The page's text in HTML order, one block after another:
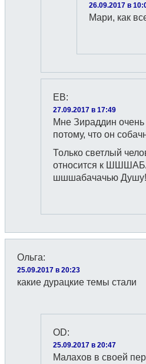
26.09.2017 в
Мари, как
ЕВ:
27.09.2017 в 17:49
Мне Зираддин очень
потому, что он
Только светлый
относится к
шшшабачачью Душу!
Ольга:
25.09.2017 в 20:23
какие дурацкие темы стали
OD:
25.09.2017 в 20:47
Малахов в своей